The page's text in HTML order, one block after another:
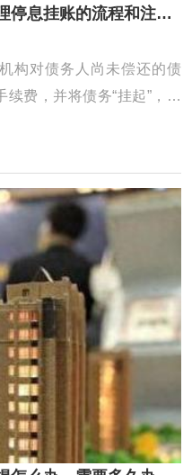
安岳停息挂账怎么办理？办理停息挂账的流程和注意事项有哪些？
构对债务人尚未偿还的债
费，并将债务“挂起”，直
法偿还欠款时的一种临时
负担，以便能在一定期限
有一定的程 ...